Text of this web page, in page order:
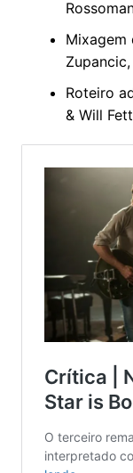
Mixagem
Roteiro
& Will